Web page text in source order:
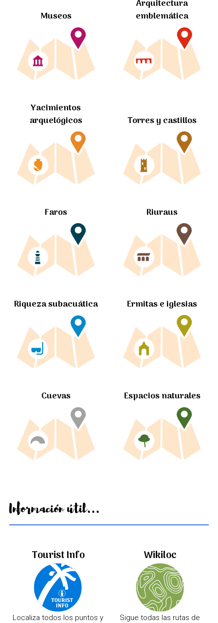
Museos
Arquitectura
emblemática
Yacimientos
arquelógicos
Torres y castillos
Faros Riuraus
Riqueza subacuática Ermitas e iglesias
Cuevas Espacios naturales
Información útil...
Tourist Info
Localiza todos los puntos y
Wikiloc
Sigue todas las rutas de